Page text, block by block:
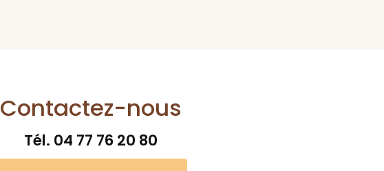
Contactez-nous
Tél. 04 77 76 20 80